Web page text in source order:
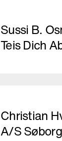
Sussi B.
Teis Dich
Christian
A/S